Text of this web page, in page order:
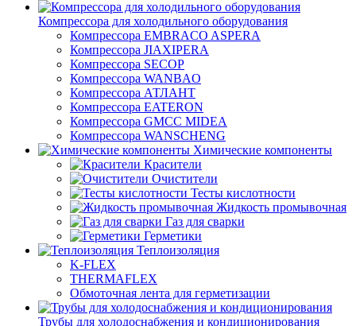
Компрессора для холодильного оборудования
Компрессора EMBRACO ASPERA
Компрессора JIAXIPERA
Компрессора SECOP
Компрессора WANBAO
Компрессора АТЛАНТ
Компрессора EATERON
Компрессора GMCC MIDEA
Компрессора WANSCHENG
Химические компоненты
Красители
Очистители
Тесты кислотности
Жидкость промывочная
Газ для сварки
Герметики
Теплоизоляция
K-FLEX
THERMAFLEX
Обмоточная лента для герметизации
Трубы для холодоснабжения и кондиционирования